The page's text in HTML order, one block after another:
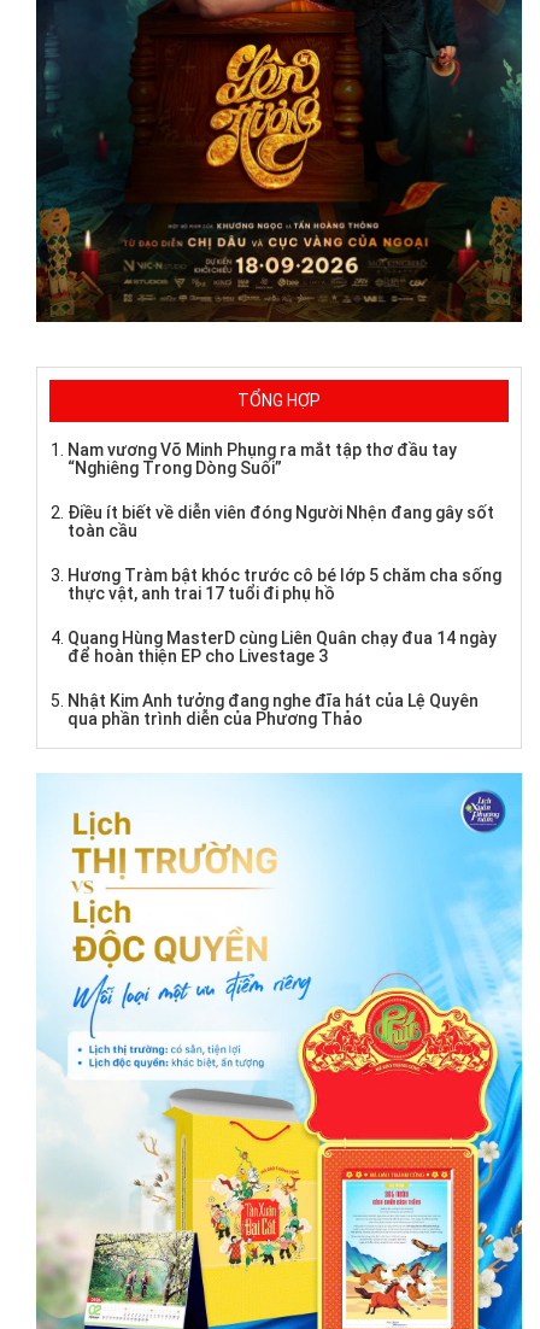
TỔNG HỢP
Nam vương Võ Minh Phụng ra mắt tập thơ đầu tay
“Nghiêng Trong Dòng Suối”
Điều ít biết về diễn viên đóng Người Nhện đang gây sốt
toàn cầu
Hương Tràm bật khóc trước cô bé lớp 5 chăm cha sống
thực vật, anh trai 17 tuổi đi phụ hồ
Quang Hùng MasterD cùng Liên Quân chạy đua 14 ngày
để hoàn thiện EP cho Livestage 3
Nhật Kim Anh tưởng đang nghe đĩa hát của Lệ Quyên
qua phần trình diễn của Phương Thảo